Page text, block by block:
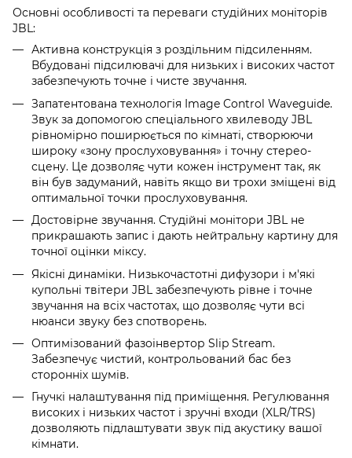
Основні особливості та переваги студійних моніторів
JBL:
Активна конструкція з роздільним підсиленням.
Вбудовані підсилювачі для низьких і високих частот
забезпечують точне і чисте звучання.
Запатентована технологія Image Control Waveguide.
Звук за допомогою спеціального хвилеводу JBL
рівномірно поширюється по кімнаті, створюючи
широку «зону прослуховування» і точну стерео-
сцену. Це дозволяє чути кожен інструмент так, як
він був задуманий, навіть якщо ви трохи зміщені від
оптимальної точки прослуховування.
Достовірне звучання. Студійні монітори JBL не
прикрашають запис і дають нейтральну картину для
точної оцінки міксу.
Якісні динаміки. Низькочастотні дифузори і м'які
купольні твітери JBL забезпечують рівне і точне
звучання на всіх частотах, що дозволяє чути всі
нюанси звуку без спотворень.
Оптимізований фазоінвертор Slip Stream.
Забезпечує чистий, контрольований бас без
сторонніх шумів.
Гнучкі налаштування під приміщення. Регулювання
високих і низьких частот і зручні входи (XLR/TRS)
дозволяють підлаштувати звук під акустику вашої
кімнати.